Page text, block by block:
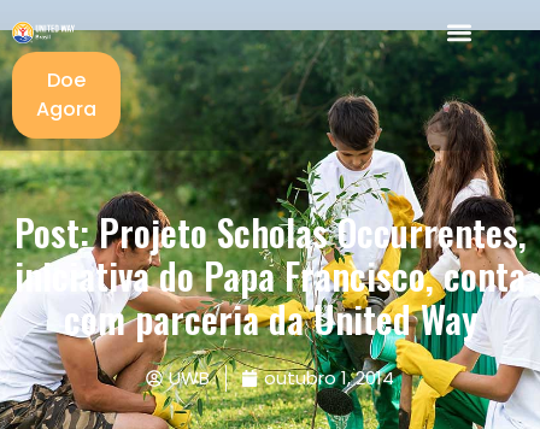
Doe
Agora
Post: Projeto Scholas Occurrentes,
iniciativa do Papa Francisco, conta
com parceria da United Way
UWB outubro 1, 2014